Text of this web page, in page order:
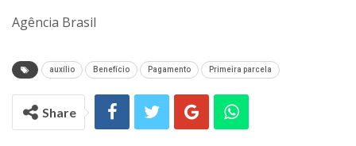
Agência Brasil
auxílio Benefício Pagamento Primeira parcela
Share